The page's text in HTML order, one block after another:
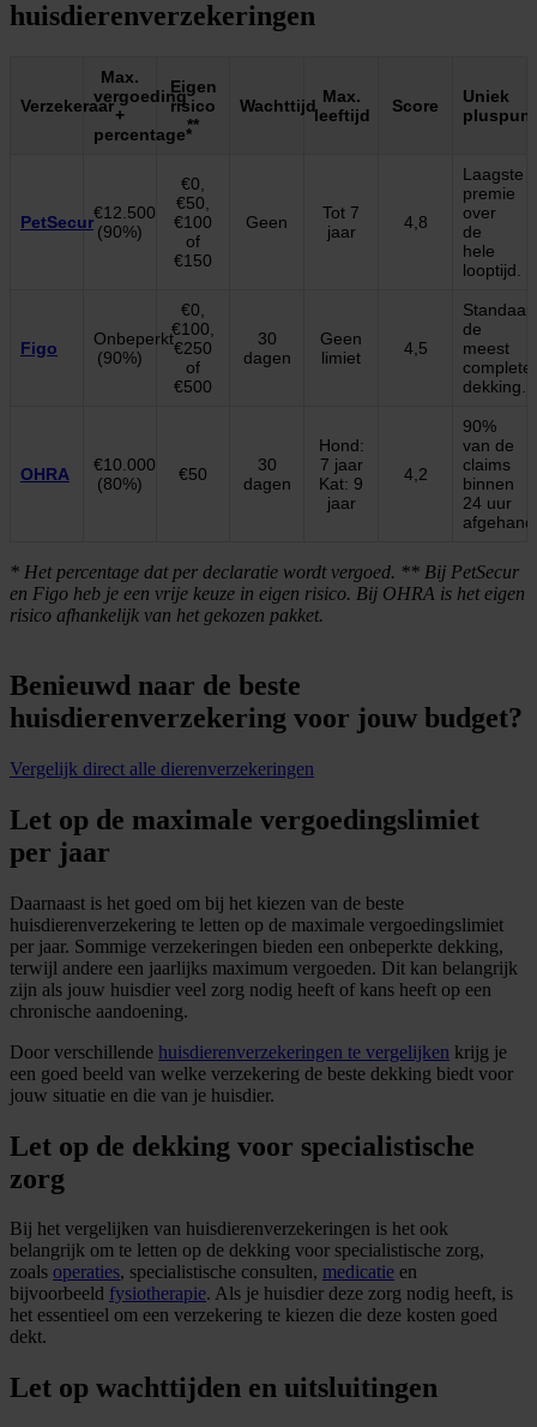
huisdierenverzekeringen
Verzekeraar
Max.
vergoeding
+
percentage*
Eigen
risico
**
Wachttijd Max.
leeftijd
Score
Uniek
pluspunt
PetSecur€12.500
(90%)
€0,
€50,
€100
of
€150
Geen
Tot 7
jaar
4,8
Laagste
premie
over
de
hele
looptijd.
Figo
Onbeperkt
(90%)
€0,
€100,
€250
of
€500
30
dagen
Geen
limiet
4,5
de
meest
complete
dekking.
OHRA
€10.000
(80%)
€50
30
dagen
Hond:
7 jaar
Kat: 9
jaar
4,2
90%
van de
claims
binnen
24 uur
* Het percentage dat per declaratie wordt vergoed. ** Bij PetSecur
en Figo heb je een vrije keuze in eigen risico. Bij OHRA is het eigen
risico afhankelijk van het gekozen pakket.
Benieuwd naar de beste
huisdierenverzekering voor jouw budget?
Vergelijk direct alle dierenverzekeringen
Let op de maximale vergoedingslimiet
per jaar
Daarnaast is het goed om bij het kiezen van de beste
huisdierenverzekering te letten op de maximale vergoedingslimiet
per jaar. Sommige verzekeringen bieden een onbeperkte dekking,
terwijl andere een jaarlijks maximum vergoeden. Dit kan belangrijk
zijn als jouw huisdier veel zorg nodig heeft of kans heeft op een
chronische aandoening.
Door verschillende huisdierenverzekeringen te vergelijken krijg je
een goed beeld van welke verzekering de beste dekking biedt voor
jouw situatie en die van je huisdier.
Let op de dekking voor specialistische
zorg
Bij het vergelijken van huisdierenverzekeringen is het ook
belangrijk om te letten op de dekking voor specialistische zorg,
zoals operaties, specialistische consulten, medicatie en
bijvoorbeeld fysiotherapie. Als je huisdier deze zorg nodig heeft, is
het essentieel om een verzekering te kiezen die deze kosten goed
dekt.
Let op wachttijden en uitsluitingen